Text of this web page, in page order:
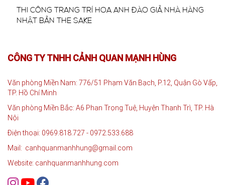
THI CÔNG TRANG TRÍ HOA ANH ĐÀO GIẢ NHÀ HÀNG
NHẬT BẢN THE SAKE
CÔNG TY TNHH CẢNH QUAN MẠNH HÙNG
Văn phòng Miền Nam: 776/51 Phạm Văn Bạch, P.12, Quận Gò Vấp,
TP. Hồ Chí Minh
Văn phòng Miền Bắc: A6 Phan Trọng Tuệ, Huyện Thanh Trì, TP. Hà
Nội
Điện thoại: 0969.818.727 - 0972.533.688
Mail: canhquanmanhhung@gmail.com
Website: canhquanmanhhung.com